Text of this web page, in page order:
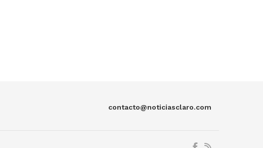
contacto@noticiasclaro.com